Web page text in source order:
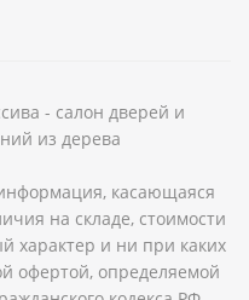
- салон дверей и
из дерева
касающаяся
на складе, стоимости
характер и ни при каких
офертой, определяемой